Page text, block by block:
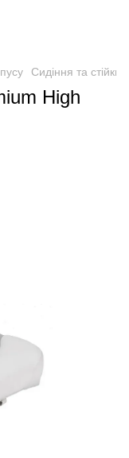
Сидіння та стійки
High